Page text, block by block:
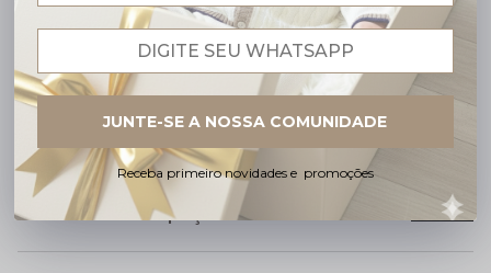
avesso, com ferro em temperatura até 110° c
pequenas variações devido monitores e telas de seu
aparelho eletrônico.
Cuidados com a peça
Receba primeiro novidades e promoções
JUNTE-SE A NOSSA COMUNIDADE